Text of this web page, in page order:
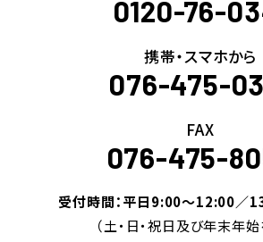
0120-76-
携帯・スマホから
076-475-
FAX
076-475-
受付時間：平日9:00～12:00／
（土・日・祝日及び年末年始